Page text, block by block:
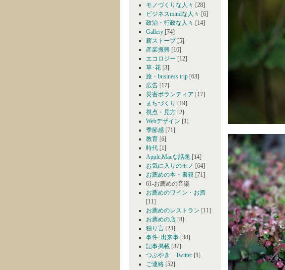
モノづくりな人々 [28]
ビジネスmindな人々 [6]
政治・行政な人々 [14]
Gallery [74]
薪ストーブ [5]
産業振興 [16]
エコロジー [12]
草･花 [3]
旅・business trip [63]
広告 [17]
災害ボランティア [17]
まちづくり [19]
視点・見方 [2]
Webデザイン [1]
季節感 [71]
教育 [6]
時代 [1]
Apple,Macな話題 [14]
お気に入りのモノ [64]
お薦めの本・書籍 [71]
61-お薦めの音楽
お薦めのワイン・お酒
[11]
お薦めのレストラン [11]
お薦めの店 [8]
独り言 [23]
事件･出来事 [38]
記事掲載 [37]
つぶやき Twitter [1]
ご連絡 [52]